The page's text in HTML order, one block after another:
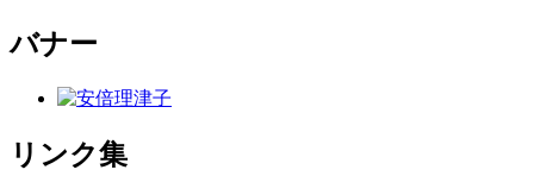
バナー
リンク集